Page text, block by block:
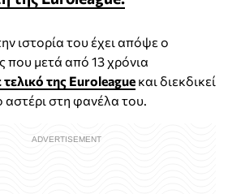
ιστορία του έχει απόψε ο
που μετά από 13 χρόνια
τελικό της Euroleague και διεκδικεί
αστέρι στη φανέλα του.